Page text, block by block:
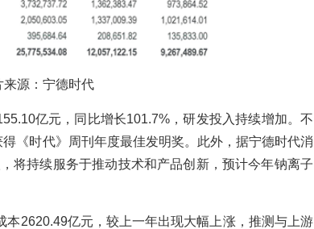
来源：宁德时代
亿元，同比增长101.7%，研发投入持续增加。不
《时代》周刊年度最佳发明奖。此外，据宁德时代消
将持续服务于推动技术和产品创新，预计今年钠离子
2620.49亿元，较上一年出现大幅上涨，推测与上游